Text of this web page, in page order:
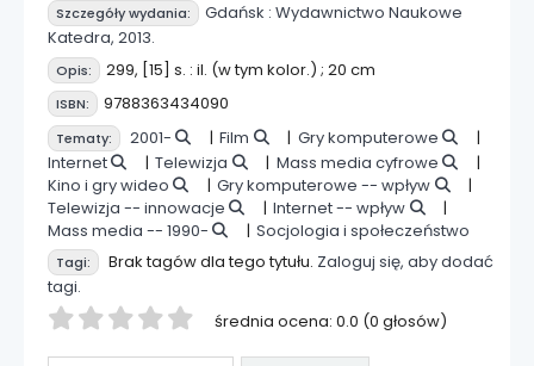
Szczegóły wydania: Gdańsk : Wydawnictwo Naukowe
Katedra, 2013.
Opis: 299, [15] s. : il. (w tym kolor.) ; 20 cm
ISBN: 9788363434090
Tematy: 2001- Film
Gry komputerowe
Internet
Telewizja
Mass media cyfrowe
Kino i gry wideo
Gry komputerowe -- wpływ
Telewizja -- innowacje
Internet -- wpływ
Mass media -- 1990-
Socjologia i społeczeństwo
Tagi: Brak tagów dla tego tytułu. Zaloguj się, aby dodać
tagi.
Twoja ocena średnia ocena: 0.0 (0 głosów)